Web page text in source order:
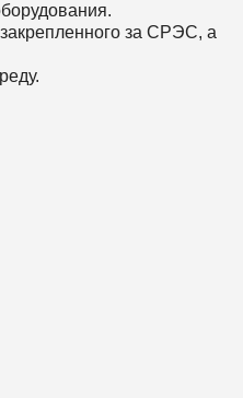
за CРЭС, а